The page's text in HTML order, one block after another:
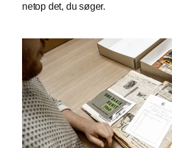
netop det, du søger.